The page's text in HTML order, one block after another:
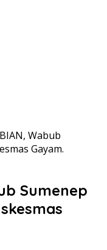
Wabub
Gayam.
Sumenep